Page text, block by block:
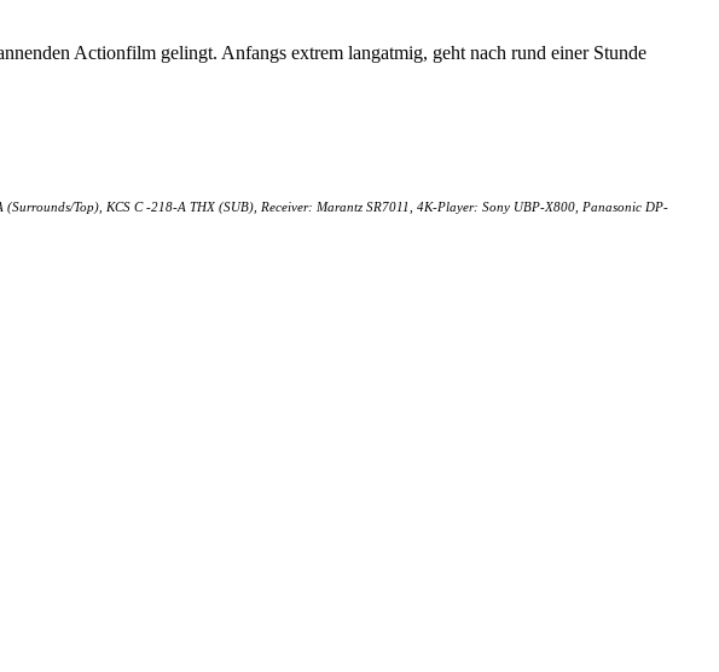
Actionfilm gelingt. Anfangs extrem langatmig, geht nach rund einer Stunde
Top), KCS C -218-A THX (SUB), Receiver: Marantz SR7011, 4K-Player: Sony UBP-X800, Panasonic DP-